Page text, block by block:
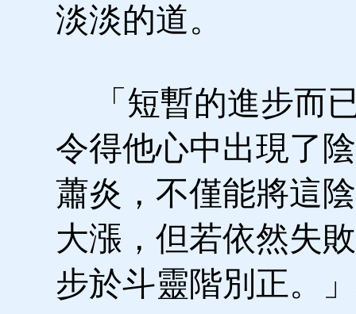
淡淡的道。
「短暫的進步而
令得他心中出現了
蕭炎，不僅能將這
大漲，但若依然失
步於斗靈階別正。